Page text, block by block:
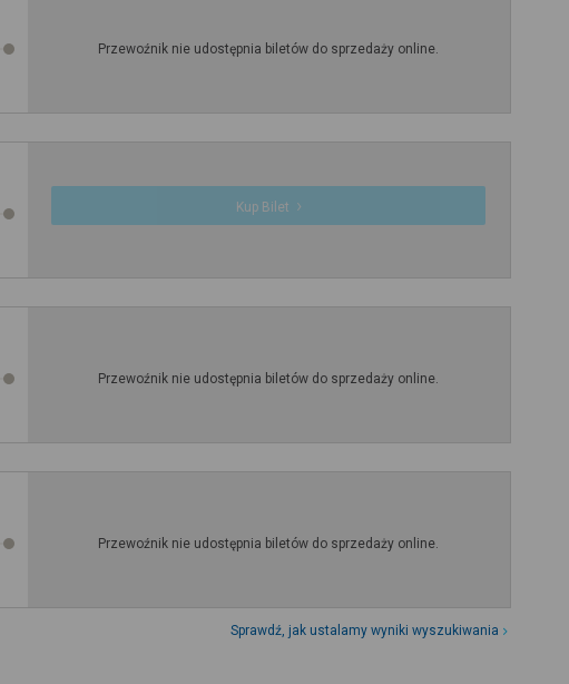
Przewoźnik nie udostępnia biletów do sprzedaży online.
Kup Bilet
Przewoźnik nie udostępnia biletów do sprzedaży online.
Przewoźnik nie udostępnia biletów do sprzedaży online.
Sprawdź, jak ustalamy wyniki wyszukiwania